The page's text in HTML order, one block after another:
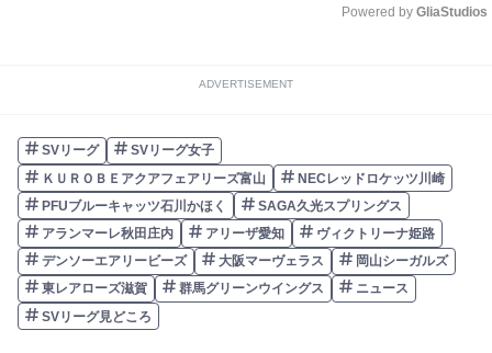
Powered by GliaStudios
ADVERTISEMENT
SVリーグ
SVリーグ女子
ＫＵＲＯＢＥアクアフェアリーズ富山
NECレッドロケッツ川崎
PFUブルーキャッツ石川かほく
SAGA久光スプリングス
アランマーレ秋田庄内
アリーザ愛知
ヴィクトリーナ姫路
デンソーエアリービーズ
大阪マーヴェラス
岡山シーガルズ
東レアローズ滋賀
群馬グリーンウイングス
ニュース
SVリーグ見どころ